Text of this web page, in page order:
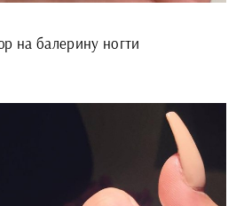
на балерину ногти